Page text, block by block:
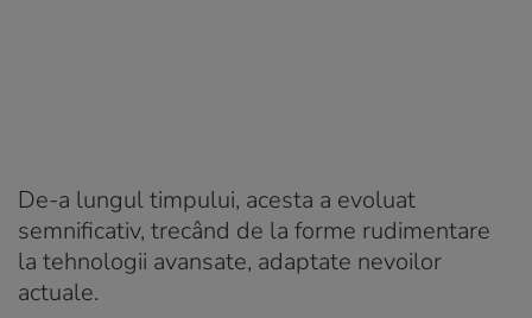
De-a lungul timpului, acesta a evoluat
semnificativ, trecând de la forme rudimentare
la tehnologii avansate, adaptate nevoilor
actuale.